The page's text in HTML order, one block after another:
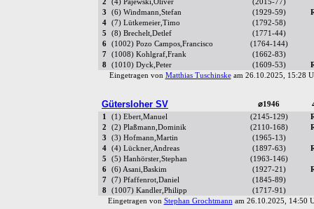
2
(4) Pajewski,Oliver
(2015-77)
3
(6) Windmann,Stefan (1929-59)
4
(7) Lütkemeier,Timo
(1792-58)
5
(8) Brechelt,Detlef
(1771-44)
6
(1002) Pozo Campos,Francisco
(1764-144)
7
(1008) Kohlgraf,Frank
(1662-83)
8
(1010) Dyck,Peter (1609-53)
Eingetragen von Matthias Tuschinskeam 26.10.2025, 15:28
Gütersloher SV ⌀1946
1 (1) Ebert,Manuel (2145-129)
2
(2) Plaßmann,Dominik (2110-168)
3
(3) Hofmann,Martin
(1965-13)
4
(4) Lückner,Andreas (1897-63)
5
(5) Hanhörster,Stephan
(1963-146)
6
(6) Asani,Baskim (1927-21)
7
(7) Pfaffenrot,Daniel
(1845-89)
8
(1007) Kandler,Philipp
(1717-91)
Eingetragen von Stephan Grochtmannam 26.10.2025, 14:50